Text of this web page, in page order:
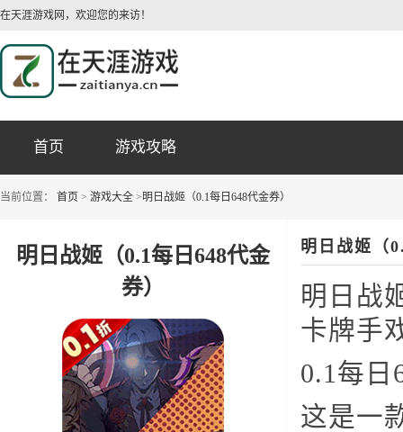
在天涯游戏网，欢迎您的来访！
首页 游戏攻略
当前位置： 首页 > 游戏大全 >明日战姬（0.1每日648代金券）
明日战姬（0.1每日648代金
券）
明日战姬（
明日战
卡牌手
0.1每日
这是一